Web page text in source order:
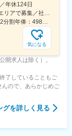
年休124日
【名古屋・大阪・仙台・福岡・岡山周辺の5エリアで募集／社用車使用可】就業場所：ホームオフィス／顧客先への直行直帰スタイル(1)名古屋エリア愛知県、岐阜県、福井県、三重県(2)大阪エリア滋賀県、京都府、大阪府、兵庫県、奈良県、和歌山県(3)仙台エリア宮城県、青森県、秋田県、山形県、岩手県、福島県※上記東北6件をチームで担当(4)福岡エリア福岡県、大分県、佐賀県、熊本県、長崎県、宮崎県、鹿児島県、沖縄県(5)岡山エリア鳥取県、島根県、岡山県、広島県、山口県※今後は東京エリアでの募集も予定です。◎社用車での訪問が可能です◎訪問のない日は在宅勤務となります◎研修、社内の打ち合わせ、イベント等で出社が発生する可能性がございます◎転勤は基本ありません本社：東京都港区港南1-8-15 Wビル14F受動喫煙対策：敷地内全面禁煙
月額：41万5,000円～71万9,666円 ※年俸の12分割年俸：498万円～863万5,992円（固定残業手当を含む）＋Sales Pay（内訳）年額（基本給）：450万円～800万円固定残業手当：月4万円～5万3,000円（12時間分）※超過した時間外労働の残業手当は追加支給◎Sales Pay：年額（基本給）の10％支給あり
気になる
開求人は除く）。
了していることもご
ので、あらかじめご
グを詳しく見る